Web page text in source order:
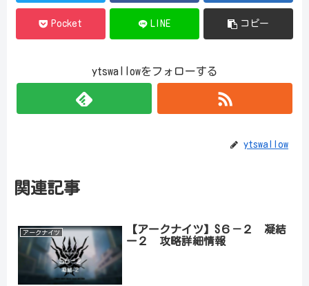
Pocket LINE コピー
ytswallowをフォローする
ytswallow
関連記事
アークナイツ
【アークナイツ】S６－２ 凝結
ー２ 攻略詳細情報